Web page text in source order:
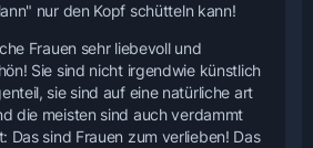
nur den Kopf schütteln kann!
Frauen sehr liebevoll und
Sie sind nicht irgendwie künstlich
sie sind auf eine natürliche art
die meisten sind auch verdammt
Das sind Frauen zum verlieben! Das